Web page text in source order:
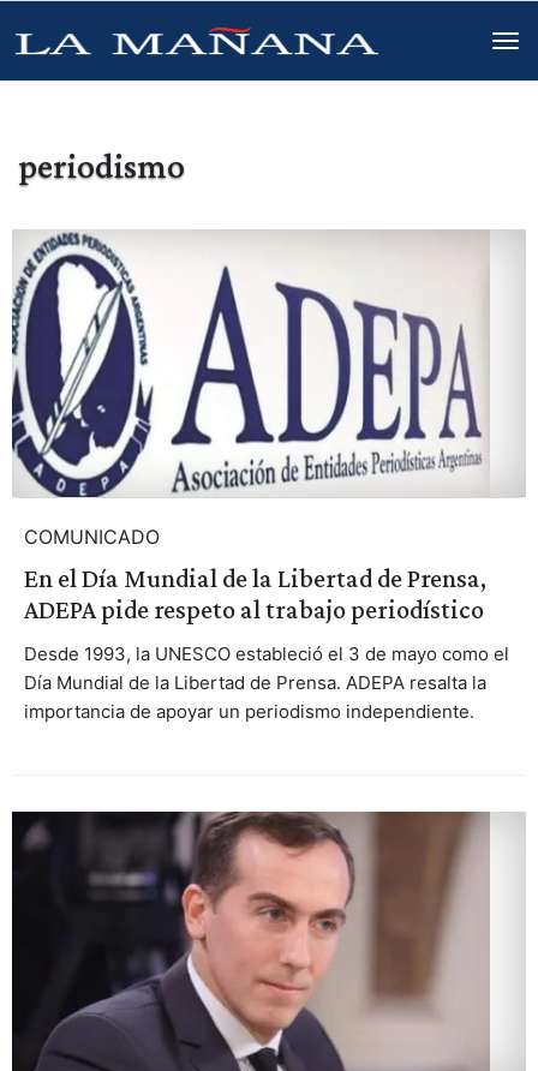
periodismo
COMUNICADO
En el Día Mundial de la Libertad de Prensa,
ADEPA pide respeto al trabajo periodístico
Desde 1993, la UNESCO estableció el 3 de mayo como el
Día Mundial de la Libertad de Prensa. ADEPA resalta la
importancia de apoyar un periodismo independiente.